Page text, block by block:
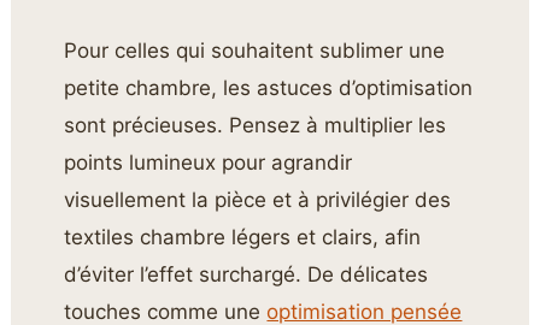
Pour celles qui souhaitent sublimer une
petite chambre, les astuces d’optimisation
sont précieuses. Pensez à multiplier les
points lumineux pour agrandir
visuellement la pièce et à privilégier des
textiles chambre légers et clairs, afin
d’éviter l’effet surchargé. De délicates
touches comme une optimisation pensée